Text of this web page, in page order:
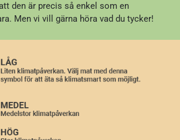
den är precis så enkel som en
Men vi vill gärna höra vad du tycker!